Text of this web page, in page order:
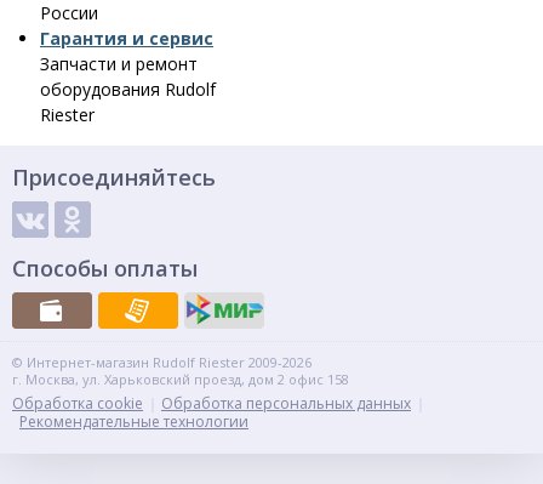
России
Гарантия и сервис
Запчасти и ремонт
оборудования Rudolf
Riester
Присоединяйтесь
Способы оплаты
© Интернет-магазин Rudolf Riester 2009-2026
г. Москва, ул. Харьковский проезд, дом 2 офис 158
Обработка cookie
Обработка персональных данных
Рекомендательные технологии